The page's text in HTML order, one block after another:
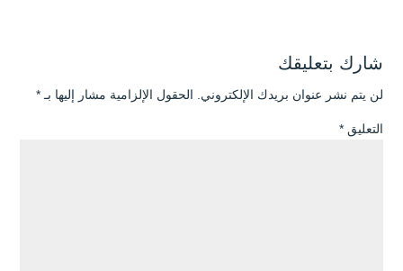
شارك بتعليقك
لن يتم نشر عنوان بريدك الإلكتروني. الحقول الإلزامية مشار إليها بـ *
التعليق *